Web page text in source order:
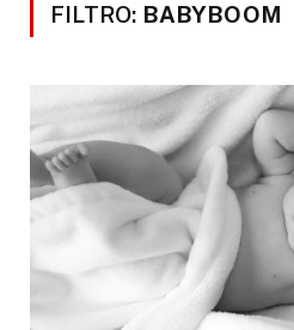
FILTRO: BABYBOOM